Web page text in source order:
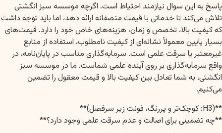
پاسخ به این سوال نیازمند احتیاط است. اگرچه موسسه سبز انگشتی
تلاش می‌کند تا خدماتی با قیمت منصفانه ارائه دهد، اما باید توجه داشت
که کیفیت بالا، تخصص و زمان، هزینه‌های خاص خود را دارد. قیمت‌های
بسیار پایین معمولاً نشانه‌ای از کیفیت نامطلوب، استفاده از منابع
غیرمعتبر یا سرقت علمی است. سرمایه‌گذاری مناسب در پایان‌نامه، در
واقع سرمایه‌گذاری بر روی آینده علمی شماست. ما در موسسه سبز
انگشتی، به شما تعادل بین کیفیت بالا و قیمت معقول را تضمین
می‌کنیم.
**(H3: کوچک‌تر و پررنگ، فونت زیر سرفصل)**
**چه تضمینی برای اصالت و عدم سرقت علمی وجود دارد؟**